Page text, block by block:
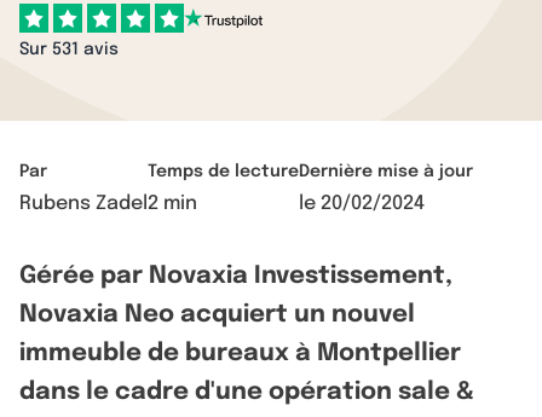
Sur 531 avis
Par
Rubens Zadel
Temps de lecture
2 min
Dernière mise à jour
le 20/02/2024
Gérée par Novaxia Investissement,
Novaxia Neo acquiert un nouvel
immeuble de bureaux à Montpellier
dans le cadre d'une opération sale &